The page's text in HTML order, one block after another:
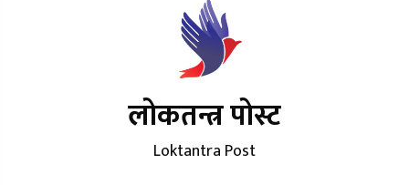
लोकतन्त्र पोस्ट
Loktantra Post